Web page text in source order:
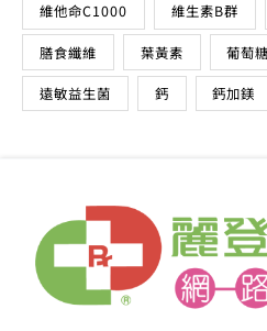
維他命C1000 維生素B群
膳食纖維 葉黃素 葡萄
遠敏益生菌 鈣 鈣加鎂